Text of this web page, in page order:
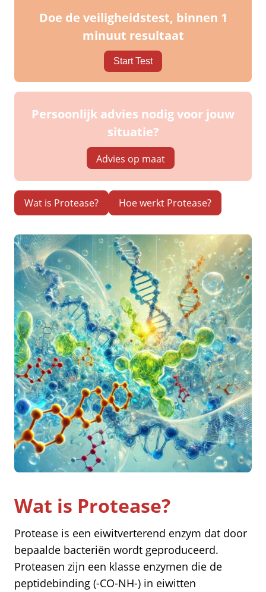
Doe de veiligheidstest, binnen 1
minuut resultaat
Start Test
Persoonlijk advies nodig voor jouw
situatie?
Advies op maat
Wat is Protease? Hoe werkt Protease?
Wat is Protease?
Protease is een eiwitverterend enzym dat door
bepaalde bacteriën wordt geproduceerd.
Proteasen zijn een klasse enzymen die de
peptidebinding (-CO-NH-) in eiwitten